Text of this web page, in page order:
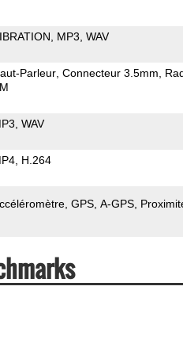
MP3 WAV
Parleur Connecteur 3.5mm
WAV
H.264
GPS A-GPS